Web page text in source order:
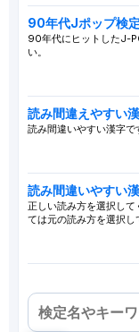
90年代Jポップ検定
90年代にヒットしたJ-
い。
読み間違えやすい
読み間違いやすい漢字で
読み間違いやすい
正しい読み方を選択し
ては元の読み方を選択し